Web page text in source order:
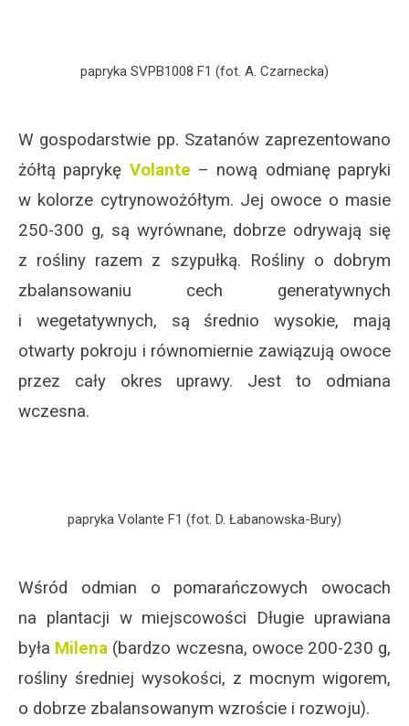
papryka SVPB1008 F1 (fot. A. Czarnecka)
W gospodarstwie pp. Szatanów zaprezentowano
żółtą paprykę Volante – nową odmianę papryki
w kolorze cytrynowożółtym. Jej owoce o masie
250-300 g, są wyrównane, dobrze odrywają się
z rośliny razem z szypułką. Rośliny o dobrym
zbalansowaniu cech generatywnych
i wegetatywnych, są średnio wysokie, mają
otwarty pokroju i równomiernie zawiązują owoce
przez cały okres uprawy. Jest to odmiana
wczesna.
papryka Volante F1 (fot. D. Łabanowska-Bury)
Wśród odmian o pomarańczowych owocach
na plantacji w miejscowości Długie uprawiana
była Milena (bardzo wczesna, owoce 200-230 g,
rośliny średniej wysokości, z mocnym wigorem,
o dobrze zbalansowanym wzroście i rozwoju).